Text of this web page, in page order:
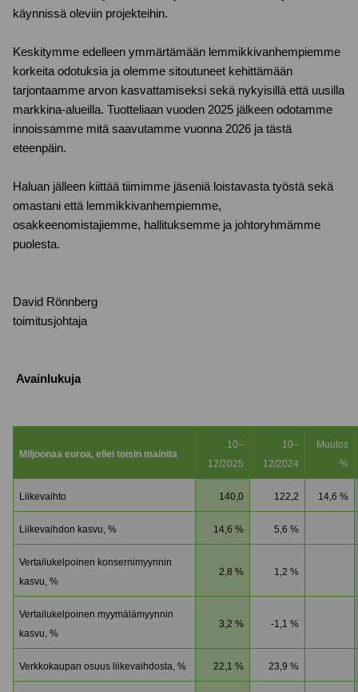
käynnissä oleviin projekteihin.
Keskitymme edelleen ymmärtämään lemmikkivanhempiemme
korkeita odotuksia ja olemme sitoutuneet kehittämään
tarjontaamme arvon kasvattamiseksi sekä nykyisillä että uusilla
markkina-alueilla. Tuotteliaan vuoden 2025 jälkeen odotamme
innoissamme mitä saavutamme vuonna 2026 ja tästä
eteenpäin.
Haluan jälleen kiittää tiimimme jäseniä loistavasta työstä sekä
omastani että lemmikkivanhempiemme,
osakkeenomistajiemme, hallituksemme ja johtoryhmämme
puolesta.
David Rönnberg
toimitusjohtaja
Avainlukuja
Miljoonaa euroa, ellei toisin mainita
10–
12/2025
10–
12/2024
Muutos
%
Liikevaihto 140,0 122,2 14,6 %
Liikevaihdon kasvu, % 14,6 % 5,6 %
Vertailukelpoinen konsernimyynnin
kasvu, %
2,8 % 1,2 %
Vertailukelpoinen myymälämyynnin
kasvu, %
3,2 % -1,1 %
Verkkokaupan osuus liikevaihdosta, % 22,1 % 23,9 %